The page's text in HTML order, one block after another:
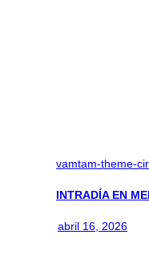
vamtam-theme-
INTRADÍA EN
abril 16, 2026